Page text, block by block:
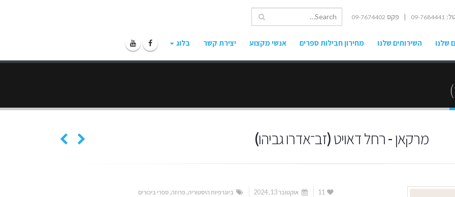
09-7684441 | פקס 09-7674402
שלנו השירותים שלנו מחירון חבילות ספרים אנשי מקצוע יצירת קשר בלוג
מרקאן‭ ‬- רחל דאויט (זב־אדרו גביהו)
11 אוקטובר 13, 2024 ביוגרפיות היסטוריה,פרוזה,ספרי ביכורים